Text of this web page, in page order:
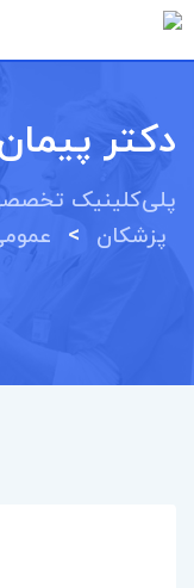
Skip
content
دكتر
پلی‌کلینیک
پزشکان >